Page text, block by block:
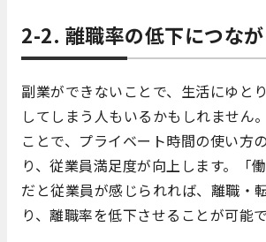
2-2. 離職率の低下につな
副業ができないことで、生活にゆと
してしまう人もいるかもしれません
ことで、プライベート時間の使い方
り、従業員満足度が向上します。「
だと従業員が感じられれば、離職・
り、離職率を低下させることが可能で